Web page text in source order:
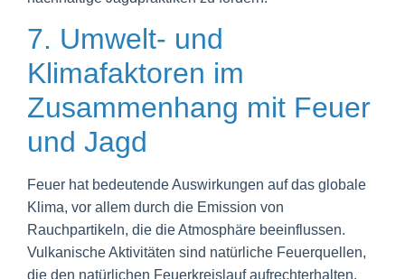
7. Umwelt- und
Klimafaktoren im
Zusammenhang mit Feuer
und Jagd
Feuer hat bedeutende Auswirkungen auf das globale
Klima, vor allem durch die Emission von
Rauchpartikeln, die die Atmosphäre beeinflussen.
Vulkanische Aktivitäten sind natürliche Feuerquellen,
die den natürlichen Feuerkreislauf aufrechterhalten.